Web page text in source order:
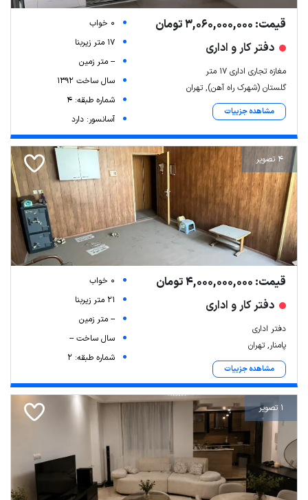
قیمت: 3,060,000,000 تومان
دفتر کار و اداری
مغازه تجاری اداری ۱۷ متر
گلستان (شهرک راه آهن), تهران
مشاهده جزییات
0 خواب
17 متر زیربنا
-- متر زمین
سال ساخت 1392
شماره طبقه: 4
آسانسور: دارد
4 تصویر
قیمت: 4,000,000,000 تومان
دفتر کار و اداری
دفتر اداری
پامنار, تهران
مشاهده جزییات
0 خواب
21 متر زیربنا
-- متر زمین
سال ساخت --
شماره طبقه: 2
1 تصویر